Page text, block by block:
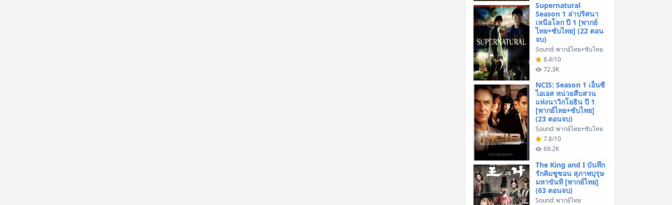
Supernatural
Season 1 ล่าปริศนา
เหนือโลก ปี 1 [พากย์
ไทย+ซับไทย] (22 ตอน
จบ)
Sound: พากย์ไทย+ซับไทย
8.4/10
72.3K
NCIS: Season 1 เอ็นซี
ไอเอส หน่วยสืบสวน
แห่งนาวิกโยธิน ปี 1
[พากย์ไทย+ซับไทย]
(23 ตอนจบ)
Sound: พากย์ไทย+ซับไทย
7.8/10
69.2K
The King and I บันทึก
รักคิมชูซอน สุภาพบุรุษ
มหาขันที [พากย์ไทย]
(63 ตอนจบ)
Sound: พากย์ไทย